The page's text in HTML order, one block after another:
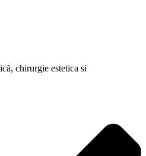
chirurgie estetica si